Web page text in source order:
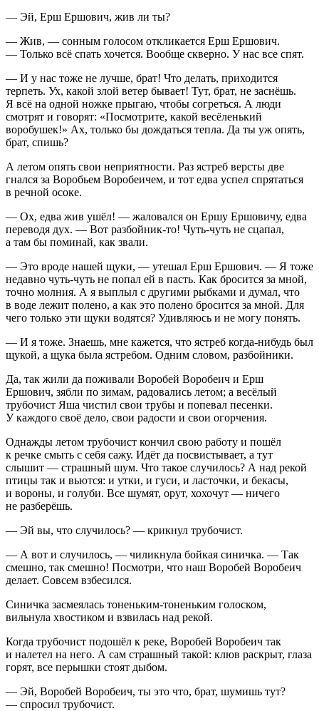
— Эй, Ерш Ершович, жив ли ты?
— Жив, — сонным голосом откликается Ерш Ершович.
— Только всё спать хочется. Вообще скверно. У нас все спят.
— И у нас тоже не лучше, брат! Что делать, приходится
терпеть. Ух, какой злой ветер бывает! Тут, брат, не заснёшь.
Я всё на одной ножке прыгаю, чтобы согреться. А люди
смотрят и говорят: «Посмотрите, какой весёленький
воробушек!» Ах, только бы дождаться тепла. Да ты уж опять,
брат, спишь?
А летом опять свои неприятности. Раз ястреб версты две
гнался за Воробьем Воробеичем, и тот едва успел спрятаться
в речной осоке.
— Ох, едва жив ушёл! — жаловался он Ершу Ершовичу, едва
переводя дух. — Вот разбойник-то! Чуть-чуть не сцапал,
а там бы поминай, как звали.
— Это вроде нашей щуки, — утешал Ерш Ершович. — Я тоже
недавно чуть-чуть не попал ей в пасть. Как бросится за мной,
точно молния. А я выплыл с другими рыбками и думал, что
в воде лежит полено, а как это полено бросится за мной. Для
чего только эти щуки водятся? Удивляюсь и не могу понять.
— И я тоже. Знаешь, мне кажется, что ястреб когда-нибудь был
щукой, а щука была ястребом. Одним словом, разбойники.
Да, так жили да поживали Воробей Воробеич и Ерш
Ершович, зябли по зимам, радовались летом; а весёлый
трубочист Яша чистил свои трубы и попевал песенки.
У каждого своё дело, свои радости и свои огорчения.
Однажды летом трубочист кончил свою работу и пошёл
к речке смыть с себя сажу. Идёт да посвистывает, а тут
слышит — страшный шум. Что такое случилось? А над рекой
птицы так и вьются: и утки, и гуси, и ласточки, и бекасы,
и вороны, и голуби. Все шумят, орут, хохочут — ничего
не разберёшь.
— Эй вы, что случилось? — крикнул трубочист.
— А вот и случилось, — чиликнула бойкая синичка. — Так
смешно, так смешно! Посмотри, что наш Воробей Воробеич
делает. Совсем взбесился.
Синичка засмеялась тоненьким-тоненьким голоском,
вильнула хвостиком и взвилась над рекой.
Когда трубочист подошёл к реке, Воробей Воробеич так
и налетел на него. А сам страшный такой: клюв раскрыт, глаза
горят, все перышки стоят дыбом.
— Эй, Воробей Воробеич, ты это что, брат, шумишь тут?
— спросил трубочист.